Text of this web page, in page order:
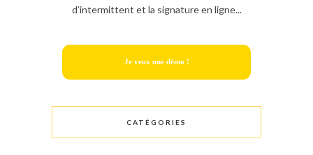
d’intermittent et la signature en ligne...
Je veux une démo !
CATÉGORIES